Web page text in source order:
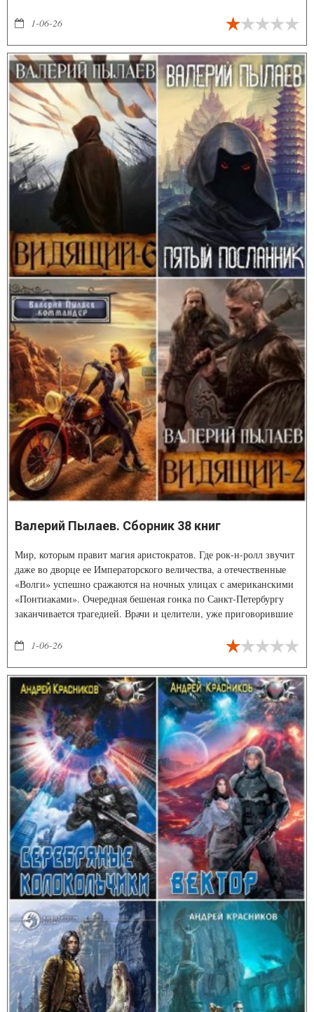
1-06-26
Валерий Пылаев. Сборник 38 книг
Мир, которым правит магия аристократов. Где рок-н-ролл звучит
даже во дворце ее Императорского величества, а отечественные
«Волги» успешно сражаются на ночных улицах с американскими
«Понтиаками». Очередная бешеная гонка по Санкт-Петербургу
заканчивается трагедией. Врачи и целители, уже приговорившие
внезапно проснувшийся Дар. Но даже родовая магия не в силах
объяснить, почему у парня полностью изменились привычки и
вкусы… И откуда берутся странные сны о местах, в которых ему
еще не приходилось бывать.
1-06-26